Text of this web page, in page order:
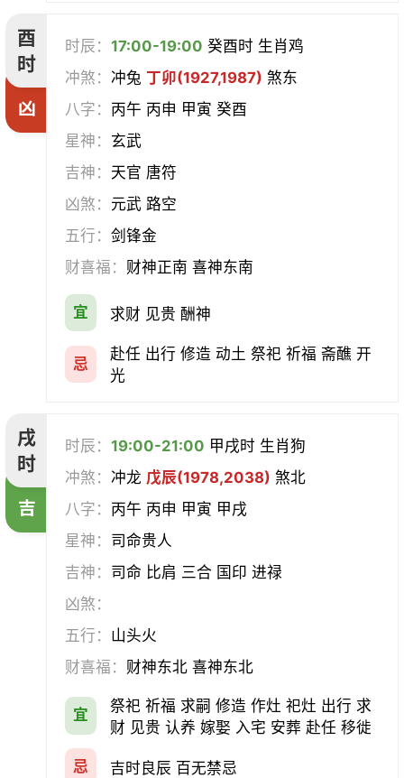
酉
时
凶
时辰：17:00-19:00 癸酉时 生肖鸡
冲煞：冲兔 丁卯(1927,1987) 煞东
八字： 丙午 丙申 甲寅 癸酉
星神： 玄武
吉神： 天官 唐符
凶煞： 元武 路空
五行：剑锋金
财喜福： 财神正南 喜神东南
宜 求财 见贵 酬神
忌
赴任 出行 修造 动土 祭祀 祈福 斋醮 开
光
戌
时
吉
时辰：19:00-21:00 甲戌时 生肖狗
冲煞：冲龙 戊辰(1978,2038) 煞北
八字： 丙午 丙申 甲寅 甲戌
星神： 司命贵人
吉神： 司命 比肩 三合 国印 进禄
凶煞：
五行： 山头火
财喜福： 财神东北 喜神东北
宜
祭祀 祈福 求嗣 修造 作灶 祀灶 出行 求
财 见贵 认养 嫁娶 入宅 安葬 赴任 移徙
忌 吉时良辰 百无禁忌